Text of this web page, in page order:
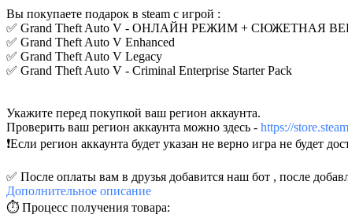
Вы покупаете подарок в steam с игрой :
✅ Grand Theft Auto V - ОНЛАЙН РЕЖИМ + СЮЖЕТНАЯ
✅ Grand Theft Auto V Enhanced
✅ Grand Theft Auto V Legacy
✅ Grand Theft Auto V - Criminal Enterprise Starter Pack
Укажите перед покупкой ваш регион аккаунта.
Проверить ваш регион аккаунта можно здесь - https://
❗️Если регион аккаунта будет указан не верно игра не будет
✅ После оплаты вам в друзья добавится наш бот , после
Дополнительное описание
⏱️ Процесс получения товара: